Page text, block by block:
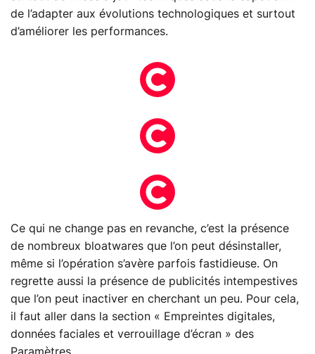
de l’adapter aux évolutions technologiques et surtout
d’améliorer les performances.
Ce qui ne change pas en revanche, c’est la présence
de nombreux bloatwares que l’on peut désinstaller,
même si l’opération s’avère parfois fastidieuse. On
regrette aussi la présence de publicités intempestives
que l’on peut inactiver en cherchant un peu. Pour cela,
il faut aller dans la section « Empreintes digitales,
données faciales et verrouillage d’écran » des